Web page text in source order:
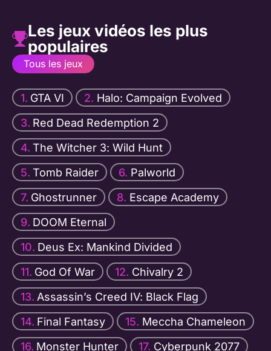
Les jeux vidéos les plus
populaires
Tous les jeux
GTA VI
Halo: Campaign Evolved
Red Dead Redemption 2
The Witcher 3: Wild Hunt
Tomb Raider
Palworld
Ghostrunner
Escape Academy
DOOM Eternal
Deus Ex: Mankind Divided
God Of War
Chivalry 2
Assassin’s Creed IV: Black Flag
Final Fantasy
Meccha Chameleon
Monster Hunter
Cyberpunk 2077